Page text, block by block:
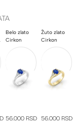
Belo zlato
Cirkon
56.000 RSD
Žuto zlato
Cirkon
56.000 RSD